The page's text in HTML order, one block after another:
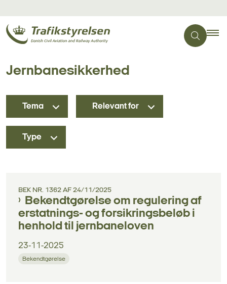
Jernbanesikkerhed
Tema Relevant for
Type
BEK NR. 1362 AF 24/11/2025
Bekendtgørelse om regulering af
erstatnings- og forsikringsbeløb i
henhold til jernbaneloven
23-11-2025
Bekendtgørelse